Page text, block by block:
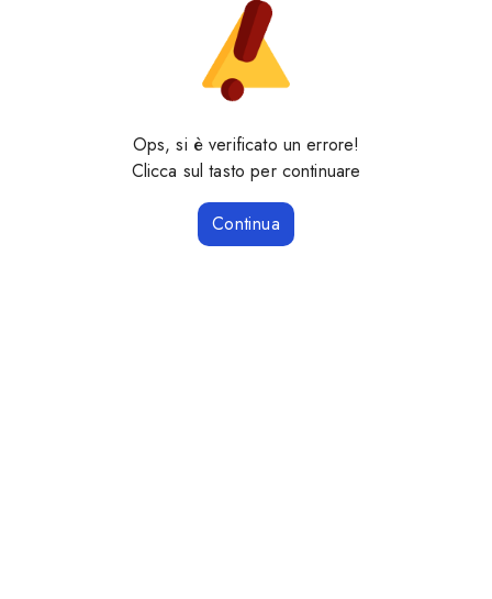
Ops, si è verificato un errore!
Clicca sul tasto per continuare
Continua